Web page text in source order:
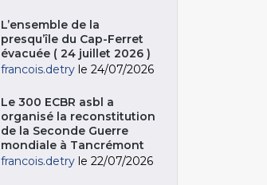
L’ensemble de la
presqu’île du Cap-Ferret
évacuée ( 24 juillet 2026 )
francois.detry le 24/07/2026
Le 300 ECBR asbl a
organisé la reconstitution
de la Seconde Guerre
mondiale à Tancrémont
francois.detry le 22/07/2026